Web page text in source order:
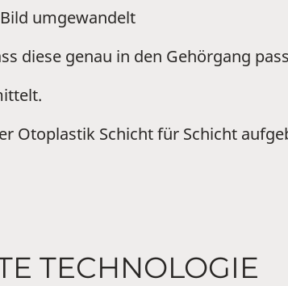
umgewandelt
diese genau in den Gehörgang
Otoplastik Schicht für Schicht
TECHNOLOGIE